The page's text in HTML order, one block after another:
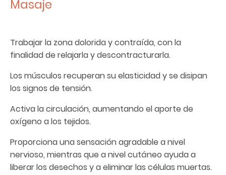
Masaje
Trabajar la zona dolorida y contraída, con la
finalidad de relajarla y descontracturarla.
Los músculos recuperan su elasticidad y se disipan
los signos de tensión.
Activa la circulación, aumentando el aporte de
oxígeno a los tejidos.
Proporciona una sensación agradable a nivel
nervioso, mientras que a nivel cutáneo ayuda a
liberar los desechos y a eliminar las células muertas.